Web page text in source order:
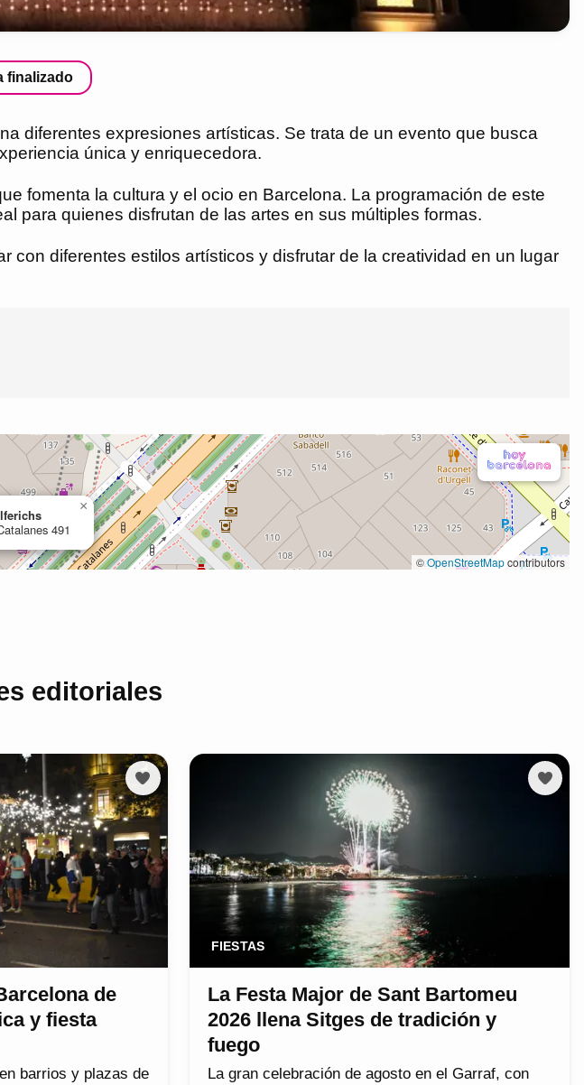
finalizado
diferentes expresiones artísticas. Se trata de un evento que busca
única y enriquecedora.
fomenta la cultura y el ocio en Barcelona. La programación de este
para quienes disfrutan de las artes en sus múltiples formas.
diferentes estilos artísticos y disfrutar de la creatividad en un lugar
editoriales
de
y fiesta
barrios y plazas de
FIESTAS
La Festa Major de Sant Bartomeu
2026 llena Sitges de tradición y
fuego
La gran celebración de agosto en el Garraf, con